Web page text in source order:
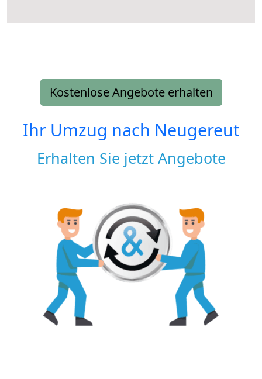
Kostenlose Angebote erhalten
Ihr Umzug nach Neugereut
Erhalten Sie jetzt Angebote